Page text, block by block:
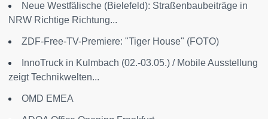
Neue Westfälische (Bielefeld): Straßenbaubeiträge in
NRW Richtige Richtung...
ZDF-Free-TV-Premiere: "Tiger House" (FOTO)
InnoTruck in Kulmbach (02.-03.05.) / Mobile Ausstellung
zeigt Technikwelten...
OMD EMEA